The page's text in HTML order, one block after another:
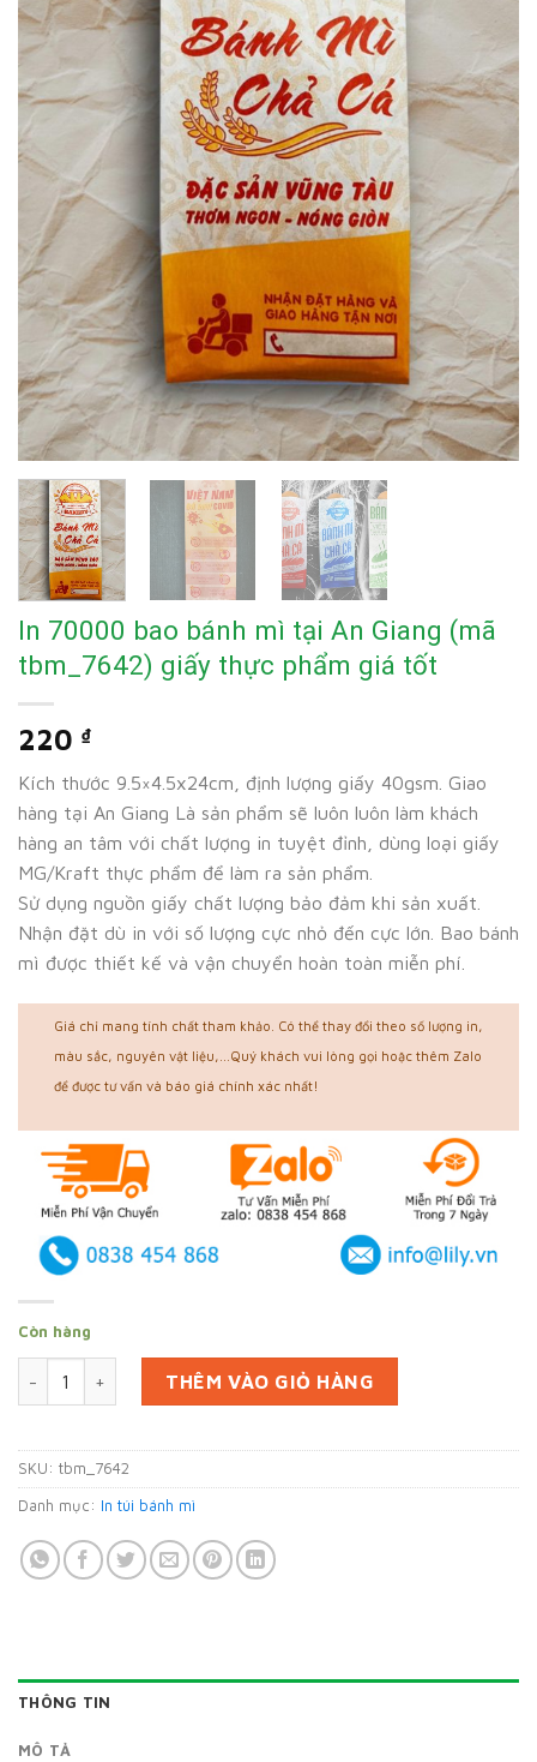
In 70000 bao bánh mì tại An Giang (mã
tbm_7642) giấy thực phẩm giá tốt
220 ₫
Kích thước 9.5×4.5x24cm, định lượng giấy 40gsm. Giao
hàng tại An Giang Là sản phẩm sẽ luôn luôn làm khách
hàng an tâm với chất lượng in tuyệt đỉnh, dùng loại giấy
MG/Kraft thực phẩm để làm ra sản phẩm.
Sử dụng nguồn giấy chất lượng bảo đảm khi sản xuất.
Nhận đặt dù in với số lượng cực nhỏ đến cực lớn. Bao bánh
mì được thiết kế và vận chuyển hoàn toàn miễn phí.
Giá chỉ mang tính chất tham khảo. Có thể thay đổi theo số lượng in,
màu sắc, nguyên vật liệu,...Quý khách vui lòng gọi hoặc thêm Zalo
để được tư vấn và báo giá chính xác nhất!
Còn hàng
In 70000 bao bánh mì tại An Giang (mã tbm_7642) giấy
THÊM VÀO GIỎ HÀNG
SKU: tbm_7642
Danh mục: In túi bánh mì
THÔNG TIN
MÔ TẢ